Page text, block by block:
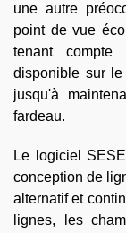
une autre
point de vue
tenant compte
disponible sur
jusqu'à
fardeau.
Le logiciel
conception de
alternatif et
lignes, les